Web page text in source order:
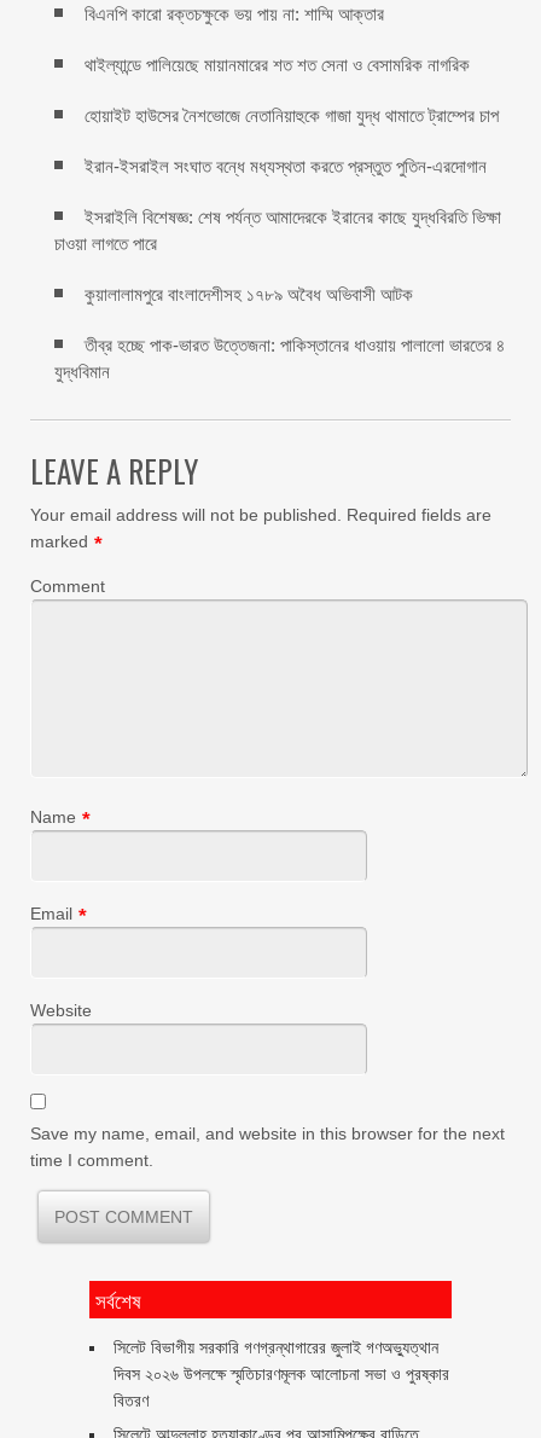
বিএনপি কারো রক্তচক্ষুকে ভয় পায় না: শাম্মি আক্তার
থাইল্যান্ডে পালিয়েছে মায়ানমারের শত শত সেনা ও বেসামরিক নাগরিক
হোয়াইট হাউসের নৈশভোজে নেতানিয়াহুকে গাজা যুদ্ধ থামাতে ট্রাম্পের চাপ
ইরান-ইসরাইল সংঘাত বন্ধে মধ্যস্থতা করতে প্রস্তুত পুতিন-এরদোগান
ইসরাইলি বিশেষজ্ঞ: শেষ পর্যন্ত আমাদেরকে ইরানের কাছে যুদ্ধবিরতি ভিক্ষা
চাওয়া লাগতে পারে
কুয়ালালামপুরে বাংলাদেশীসহ ১৭৮৯ অবৈধ অভিবাসী আটক
তীব্র হচ্ছে পাক-ভারত উত্তেজনা: পাকিস্তানের ধাওয়ায় পালালো ভারতের ৪
যুদ্ধবিমান
LEAVE A REPLY
Your email address will not be published. Required fields are
marked *
Comment
Name *
Email *
Website
Save my name, email, and website in this browser for the next
time I comment.
সর্বশেষ
সিলেট বিভাগীয় সরকারি গণগ্রন্থাগারের জুলাই গণঅভ্যুত্থান
দিবস ২০২৬ উপলক্ষে স্মৃতিচারণমূলক আলোচনা সভা ও পুরষ্কার
বিতরণ ‎ ‎